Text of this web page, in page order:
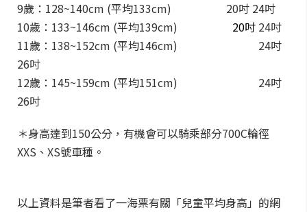
9歲：128~140cm (平均133cm)
20吋 24吋
10歲：133~146cm (平均139cm)
20吋 24吋
11歲：138~152cm (平均146cm)
24吋
26吋
12歲：145~159cm (平均151cm)
24吋
26吋
＊身高達到150公分，有機會可以騎乘部分700C輪徑
XXS、XS號車種。
以上資料是筆者看了一海票有關「兒童平均身高」的網